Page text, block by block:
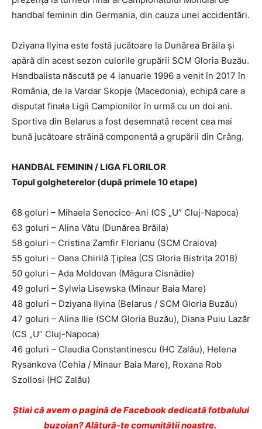
handbal feminin din Germania, din cauza unei accidentări.
Dziyana Ilyina este fostă jucătoare la Dunărea Brăila şi
apără din acest sezon culorile grupării SCM Gloria Buzău.
Handbalista născută pe 4 ianuarie 1996 a venit în 2017 în
România, de la Vardar Skopje (Macedonia), echipă care a
disputat finala Ligii Campionilor în urmă cu un doi ani.
Sportiva din Belarus a fost desemnată recent cea mai
bună jucătoare străină componentă a grupării din Crâng.
HANDBAL FEMININ / LIGA FLORILOR
Topul golgheterelor (după primele 10 etape)
68 goluri – Mihaela Senocico-Ani (CS „U” Cluj-Napoca)
63 goluri – Alina Vătu (Dunărea Brăila)
58 goluri – Cristina Zamfir Florianu (SCM Craiova)
55 goluri – Oana Chirilă Ţiplea (CS Gloria Bistriţa 2018)
50 goluri – Ada Moldovan (Măgura Cisnădie)
49 goluri – Sylwia Lisewska (Minaur Baia Mare)
48 goluri – Dziyana Ilyina (Belarus / SCM Gloria Buzău)
47 goluri – Alina Ilie (SCM Gloria Buzău), Diana Puiu Lazăr
(CS „U” Cluj-Napoca)
46 goluri – Claudia Constantinescu (HC Zalău), Helena
Rysankova (Cehia / Minaur Baia Mare), Roxana Rob
Szollosi (HC Zalău)
Ştiai că avem o pagină de Facebook dedicată fotbalului
buzoian? Alătură-te comunității noastre.